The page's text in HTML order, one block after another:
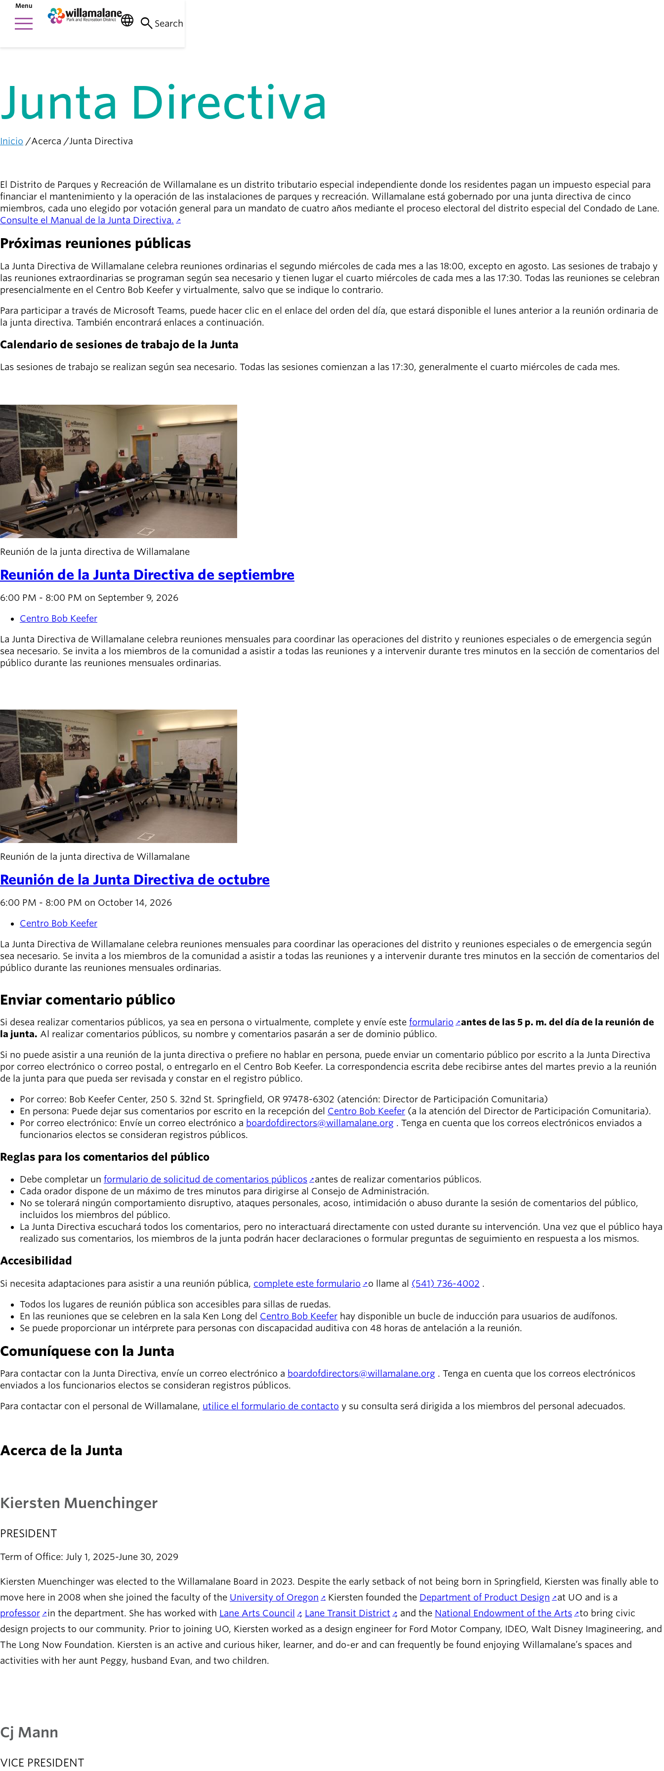
Saltar
contenido
principal
menu
Menu
language search Search
Main
Cosas que
nature_people
para ir
Parques, senderos
e instalaciones
Conexión
mutuamente
person_celebrate
Complicarse
Explora las formas
newsmode
Últimas
noticias
Actualizaciones
Willamalane
menu_book recreación
cuenta.
help Contacta
con
Willamalane
Secondary
navigation
Board of
Directors
About the
district
Find a job
Exercise
Pool
schedule
Court
Junta Directiva
navegación
Inicio Acerca Junta Directiva
El Distrito de Parques y Recreación de Willamalane es un distrito tributario especial independiente donde los residentes pagan un impuesto especial para
financiar el mantenimiento y la operación de las instalaciones de parques y recreación. Willamalane está gobernado por una junta directiva de cinco
miembros, cada uno elegido por votación general para un mandato de cuatro años mediante el proceso electoral del distrito especial del Condado de Lane.
Consulte el Manual de la Junta Directiva.
Próximas reuniones públicas
La Junta Directiva de Willamalane celebra reuniones ordinarias el segundo miércoles de cada mes a las 18:00, excepto en agosto. Las sesiones de trabajo y
las reuniones extraordinarias se programan según sea necesario y tienen lugar el cuarto miércoles de cada mes a las 17:30. Todas las reuniones se celebran
presencialmente en el Centro Bob Keefer y virtualmente, salvo que se indique lo contrario.
Para participar a través de Microsoft Teams, puede hacer clic en el enlace del orden del día, que estará disponible el lunes anterior a la reunión ordinaria de
la junta directiva. También encontrará enlaces a continuación.
Calendario de sesiones de trabajo de la Junta
Las sesiones de trabajo se realizan según sea necesario. Todas las sesiones comienzan a las 17:30, generalmente el cuarto miércoles de cada mes.
Reunión de la junta directiva de Willamalane
Reunión de la Junta Directiva de septiembre
6:00 PM - 8:00 PM on September 9, 2026
Centro Bob Keefer
La Junta Directiva de Willamalane celebra reuniones mensuales para coordinar las operaciones del distrito y reuniones especiales o de emergencia según
sea necesario. Se invita a los miembros de la comunidad a asistir a todas las reuniones y a intervenir durante tres minutos en la sección de comentarios del
público durante las reuniones mensuales ordinarias.
Reunión de la junta directiva de Willamalane
Reunión de la Junta Directiva de octubre
6:00 PM - 8:00 PM on October 14, 2026
Centro Bob Keefer
La Junta Directiva de Willamalane celebra reuniones mensuales para coordinar las operaciones del distrito y reuniones especiales o de emergencia según
sea necesario. Se invita a los miembros de la comunidad a asistir a todas las reuniones y a intervenir durante tres minutos en la sección de comentarios del
público durante las reuniones mensuales ordinarias.
Enviar comentario público
Si desea realizar comentarios públicos, ya sea en persona o virtualmente, complete y envíe este formulario
antes de las 5 p. m. del día de la reunión de
la junta. Al realizar comentarios públicos, su nombre y comentarios pasarán a ser de dominio público.
Si no puede asistir a una reunión de la junta directiva o prefiere no hablar en persona, puede enviar un comentario público por escrito a la Junta Directiva
por correo electrónico o correo postal, o entregarlo en el Centro Bob Keefer. La correspondencia escrita debe recibirse antes del martes previo a la reunión
de la junta para que pueda ser revisada y constar en el registro público.
Por correo: Bob Keefer Center, 250 S. 32nd St. Springfield, OR 97478-6302 (atención: Director de Participación Comunitaria)
En persona: Puede dejar sus comentarios por escrito en la recepción del Centro Bob Keefer (a la atención del Director de Participación Comunitaria).
Por correo electrónico: Envíe un correo electrónico a boardofdirectors@willamalane.org . Tenga en cuenta que los correos electrónicos enviados a
funcionarios electos se consideran registros públicos.
Reglas para los comentarios del público
Debe completar un formulario de solicitud de comentarios públicos
antes de realizar comentarios públicos.
Cada orador dispone de un máximo de tres minutos para dirigirse al Consejo de Administración.
No se tolerará ningún comportamiento disruptivo, ataques personales, acoso, intimidación o abuso durante la sesión de comentarios del público,
incluidos los miembros del público.
La Junta Directiva escuchará todos los comentarios, pero no interactuará directamente con usted durante su intervención. Una vez que el público haya
realizado sus comentarios, los miembros de la junta podrán hacer declaraciones o formular preguntas de seguimiento en respuesta a los mismos.
Accesibilidad
Si necesita adaptaciones para asistir a una reunión pública, complete este formulario o llame al (541) 736-4002 .
Todos los lugares de reunión pública son accesibles para sillas de ruedas.
En las reuniones que se celebren en la sala Ken Long del Centro Bob Keefer hay disponible un bucle de inducción para usuarios de audífonos.
Se puede proporcionar un intérprete para personas con discapacidad auditiva con 48 horas de antelación a la reunión.
Comuníquese con la Junta
Para contactar con la Junta Directiva, envíe un correo electrónico a boardofdirectors@willamalane.org . Tenga en cuenta que los correos electrónicos
enviados a los funcionarios electos se consideran registros públicos.
Para contactar con el personal de Willamalane, utilice el formulario de contacto y su consulta será dirigida a los miembros del personal adecuados.
Acerca de la Junta
Kiersten Muenchinger
PRESIDENT
Term of Office: July 1, 2025-June 30, 2029
Kiersten Muenchinger was elected to the Willamalane Board in 2023. Despite the early setback of not being born in Springfield, Kiersten was finally able to
move here in 2008 when she joined the faculty of the University of Oregon . Kiersten founded the Department of Product Design at UO and is a
professor in the department. She has worked with Lane Arts Council , Lane Transit District , and the National Endowment of the Arts to bring civic
design projects to our community. Prior to joining UO, Kiersten worked as a design engineer for Ford Motor Company, IDEO, Walt Disney Imagineering, and
The Long Now Foundation. Kiersten is an active and curious hiker, learner, and do-er and can frequently be found enjoying Willamalane’s spaces and
activities with her aunt Peggy, husband Evan, and two children.
Cj Mann
VICE PRESIDENT